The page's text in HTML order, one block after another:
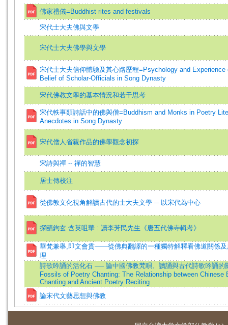
佛家禮儀=Buddhist rites and festivals
宋代士大夫佛與文學
宋代士大夫佛學與文學
宋代士大夫信仰體驗及其心路歷程=Psychology and Experience
Belief of Scholar-Officials in Song Dynasty
宋代佛教文學的基本情況和若干思考
宋代軼事類詩話中的佛與僧=Buddhism and Monks in Poetry
Anecdotes in Song Dynasty
宋代僧人省親作品的佛學觀念初探
宋詩與禪 -- 禪的智慧
居士傳校注
從佛教文化視角解讀古代的士大夫文學 ─ 以宋代為中心
探賾鉤玄 含英咀華 : 讀李芳民先生《唐五代佛寺輯考》
華梵兼舉,即文會貫——從佛典翻譯的一種獨特解釋看佛道關係及
理
詩歌吟誦的活化石 ── 論中國佛教梵唄、讀誦與古代詩歌吟誦的
Fossils of Poetry Chanting: The Relationship between Chinese
Chanting and Ancient Poetry Reciting
論宋代文藝思想與佛教